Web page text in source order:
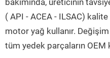
bakımında, üreticinin
( API - ACEA - ILSAC)
motor yağ kullanır.
tüm yedek parçaların OEM